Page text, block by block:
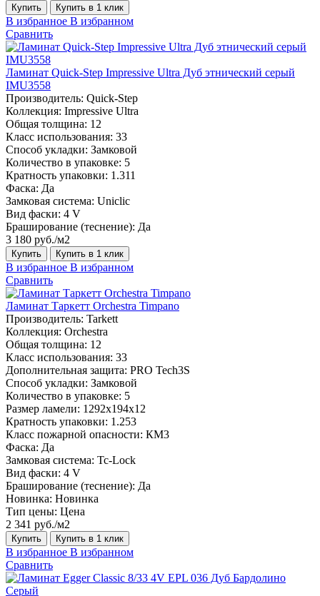
Купить Купить в 1 клик
В избранное В избранном
Сравнить
Ламинат Quick-Step Impressive Ultra Дуб этнический серый
IMU3558
Производитель: Quick-Step
Коллекция: Impressive Ultra
Общая толщина: 12
Класс использования: 33
Способ укладки: Замковой
Количество в упаковке: 5
Кратность упаковки: 1.311
Фаска: Да
Замковая система: Uniclic
Вид фаски: 4 V
Браширование (теснение): Да
3 180 руб./м2
Купить Купить в 1 клик
В избранное В избранном
Сравнить
Ламинат Таркетт Orchestra Timpano
Производитель: Tarkett
Коллекция: Orchestra
Общая толщина: 12
Класс использования: 33
Дополнительная защита: PRO Tech3S
Способ укладки: Замковой
Количество в упаковке: 5
Размер ламели: 1292х194х12
Кратность упаковки: 1.253
Класс пожарной опасности: КМ3
Фаска: Да
Замковая система: Tc-Lock
Вид фаски: 4 V
Браширование (теснение): Да
Новинка: Новинка
Тип цены: Цена
2 341 руб./м2
Купить Купить в 1 клик
В избранное В избранном
Сравнить